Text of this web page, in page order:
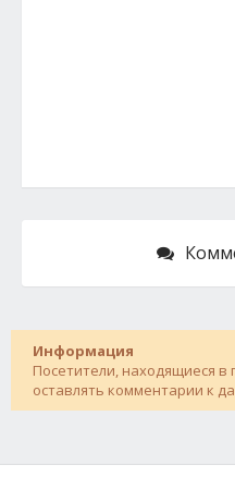
Информация
Посетители, находящиеся в
оставлять комментарии к